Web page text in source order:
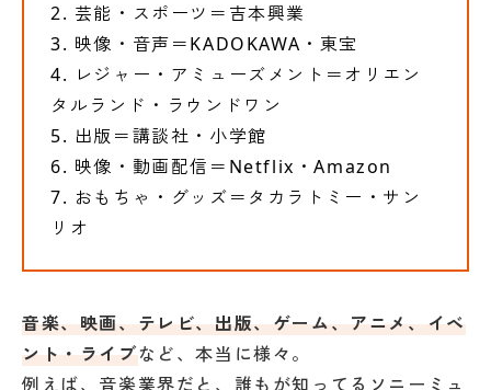
芸能・スポーツ＝吉本興業
映像・音声＝KADOKAWA・東宝
レジャー・アミューズメント＝オリエン
タルランド・ラウンドワン
出版＝講談社・小学館
映像・動画配信＝Netflix・Amazon
おもちゃ・グッズ＝タカラトミー・サン
リオ
音楽、映画、テレビ、出版、ゲーム、アニメ、イベ
ント・ライブなど、本当に様々。
例えば、音楽業界だと、誰もが知ってるソニーミュ